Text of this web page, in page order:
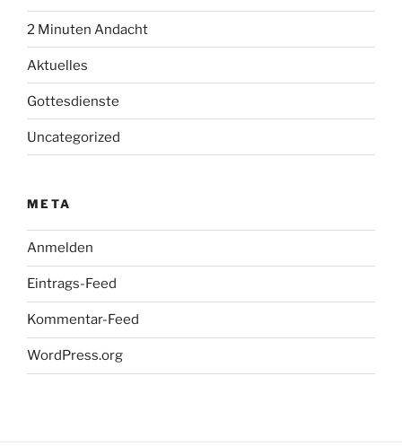
2 Minuten Andacht
Aktuelles
Gottesdienste
Uncategorized
META
Anmelden
Eintrags-Feed
Kommentar-Feed
WordPress.org